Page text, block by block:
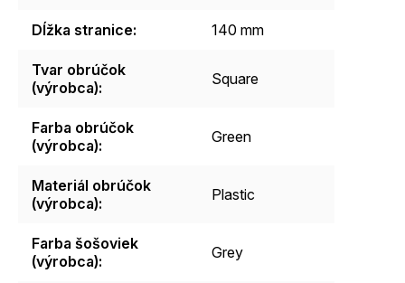
Dĺžka stranice: 140 mm
Tvar obrúčok
(výrobca): Square
Farba obrúčok
(výrobca): Green
Materiál obrúčok
(výrobca): Plastic
Farba šošoviek
(výrobca): Grey